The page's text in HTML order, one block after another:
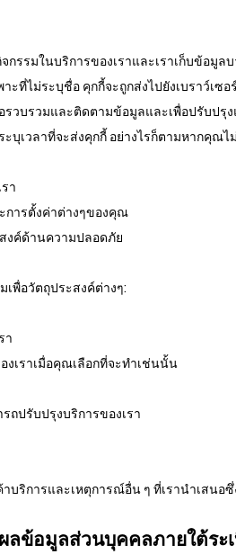
รรมในบริการของเราและเราเก็บข้อมูลบ
ที่ไม่ระบุชื่อ คุกกี้จะถูกส่งไปยังเบราว์เ
บรวมและติดตามข้อมูลและเพื่อปรับปรุง
เวลาที่จะส่งคุกกี้ อย่างไรก็ตามหากคุณ
า
การตั้งค่าต่างๆของคุณ
งค์ด้านความปลอดภัย
พื่อวัตถุประสงค์ต่างๆ:
า
เราเมื่อคุณเลือกที่จะทำเช่นนั้น
ถปรับปรุงบริการของเรา
บริการและเหตุการณ์อื่น ๆ ที่เรานำเส
ข้อมูลส่วนบุคคลภายใต้ระ